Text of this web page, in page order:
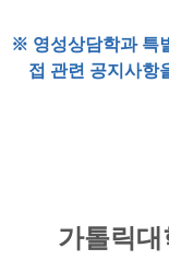
※ 영성상담학과 특
접 관련 공지사항
가톨릭